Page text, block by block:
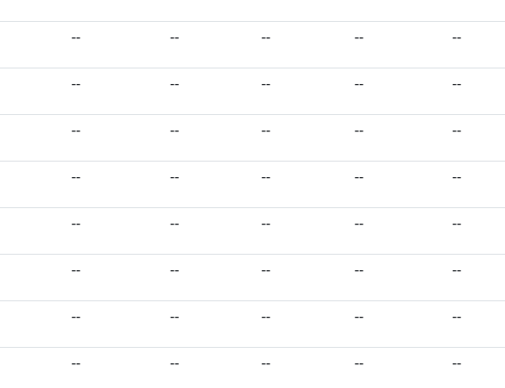
-- -- -- -- --
-- -- -- -- --
-- -- -- -- --
-- -- -- -- --
-- -- -- -- --
-- -- -- -- --
-- -- -- -- --
-- -- -- -- --